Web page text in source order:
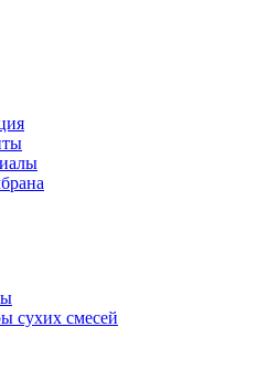
сухих смесей